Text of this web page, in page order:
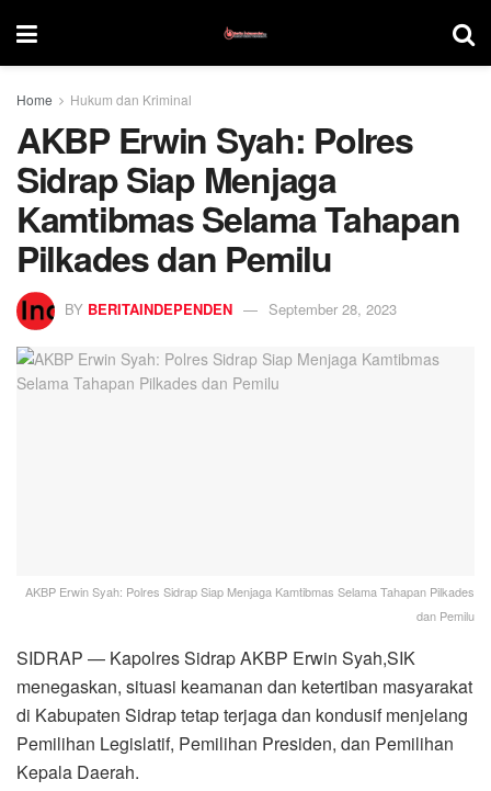
Home Hukum dan Kriminal
AKBP Erwin Syah: Polres
Sidrap Siap Menjaga
Kamtibmas Selama Tahapan
Pilkades dan Pemilu
BY BERITAINDEPENDEN September 28, 2023
AKBP Erwin Syah: Polres Sidrap Siap Menjaga Kamtibmas Selama Tahapan Pilkades
dan Pemilu
SIDRAP — Kapolres Sidrap AKBP Erwin Syah,SIK
menegaskan, situasi keamanan dan ketertiban masyarakat
di Kabupaten Sidrap tetap terjaga dan kondusif menjelang
Pemilihan Legislatif, Pemilihan Presiden, dan Pemilihan
Kepala Daerah.